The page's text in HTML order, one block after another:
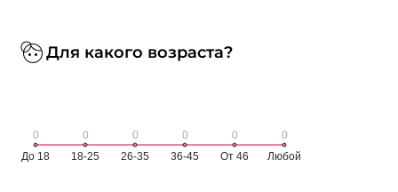
Для какого возраста?